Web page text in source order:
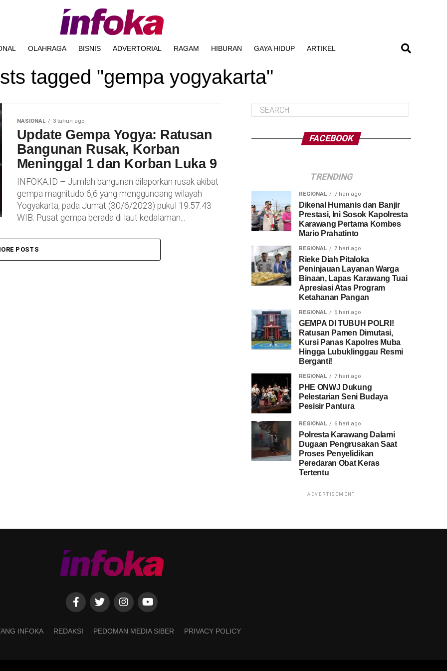
OLAHRAGA BISNIS ADVERTORIAL RAGAM HIBURAN GAYA HIDUP ARTIKEL
tagged "gempa yogyakarta"
NASIONAL 3 tahun ago
Update Gempa Yogya: Ratusan
Bangunan Rusak, Korban
Meninggal 1 dan Korban Luka 9
INFOKA.ID – Jumlah bangunan dilaporkan rusak akibat
gempa magnitudo 6,6 yang mengguncang wilayah
Yogyakarta, pada Jumat (30/6/2023) pukul 19.57.43
WIB. Pusat gempa berada di laut kedalaman...
POSTS
FACEBOOK
TRENDING
REGIONAL 7 hari ago
Dikenal Humanis dan Banjir
Prestasi, Ini Sosok Kapolresta
Karawang Pertama Kombes
Mario Prahatinto
REGIONAL 7 hari ago
Rieke Diah Pitaloka
Peninjauan Layanan Warga
Binaan, Lapas Karawang Tuai
Apresiasi Atas Program
Ketahanan Pangan
REGIONAL 6 hari ago
GEMPA DI TUBUH POLRI!
Ratusan Pamen Dimutasi,
Kursi Panas Kapolres Muba
Hingga Lubuklinggau Resmi
Berganti!
REGIONAL 7 hari ago
PHE ONWJ Dukung
Pelestarian Seni Budaya
Pesisir Pantura
REGIONAL 6 hari ago
Polresta Karawang Dalami
Dugaan Pengrusakan Saat
Proses Penyelidikan
Peredaran Obat Keras
Tertentu
ADVERTISEMENT
INFOKA REDAKSI PEDOMAN MEDIA SIBER PRIVACY POLICY